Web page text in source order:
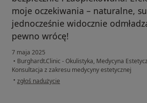
moje oczekiwania – naturalne,
jednocześnie widocznie
pewno wrócę!
7 maja 2025
• Burghardt.Clinic - Okulistyka, Medycyna
Konsultacja z zakresu medycyny estetycznej
• w opinii użytkownika MK
zgłoś nadużycie